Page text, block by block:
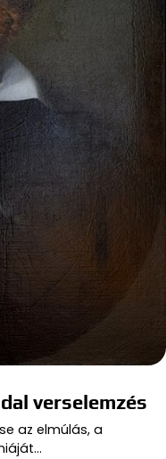
verselemzés
az elmúlás, a